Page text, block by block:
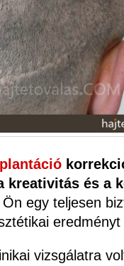
kreativitás és a
egy teljesen
eredményt
vizsgálatra